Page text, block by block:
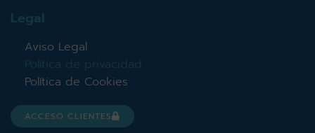
Legal
Aviso Legal
Política de privacidad
Política de Cookies
ACCESO CLIENTES